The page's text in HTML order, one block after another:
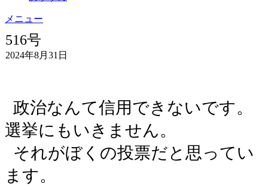
メニュー
516号
2024年8月31日
政治なんて信用できないです。
選挙にもいきません。
それがぼくの投票だと思ってい
ます。